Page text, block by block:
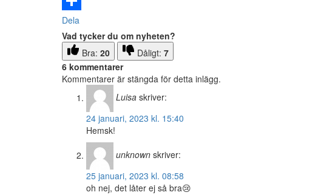
Dela
Vad tycker du om nyheten?
Bra: 20 Dåligt: 7
6 kommentarer
Kommentarer är stängda för detta inlägg.
Luisa skriver:
24 januari, 2023 kl. 15:40
Hemsk!
unknown skriver:
25 januari, 2023 kl. 08:58
oh nej, det låter ej så bra😢